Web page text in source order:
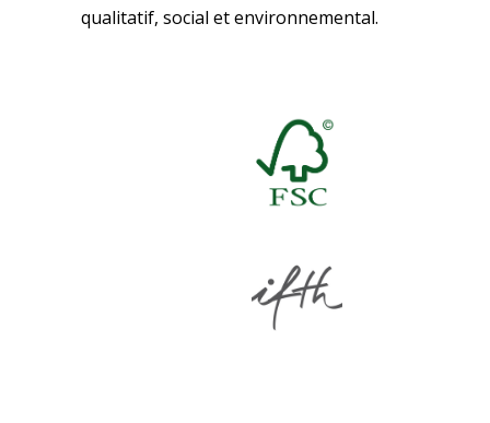
qualitatif, social et environnemental.